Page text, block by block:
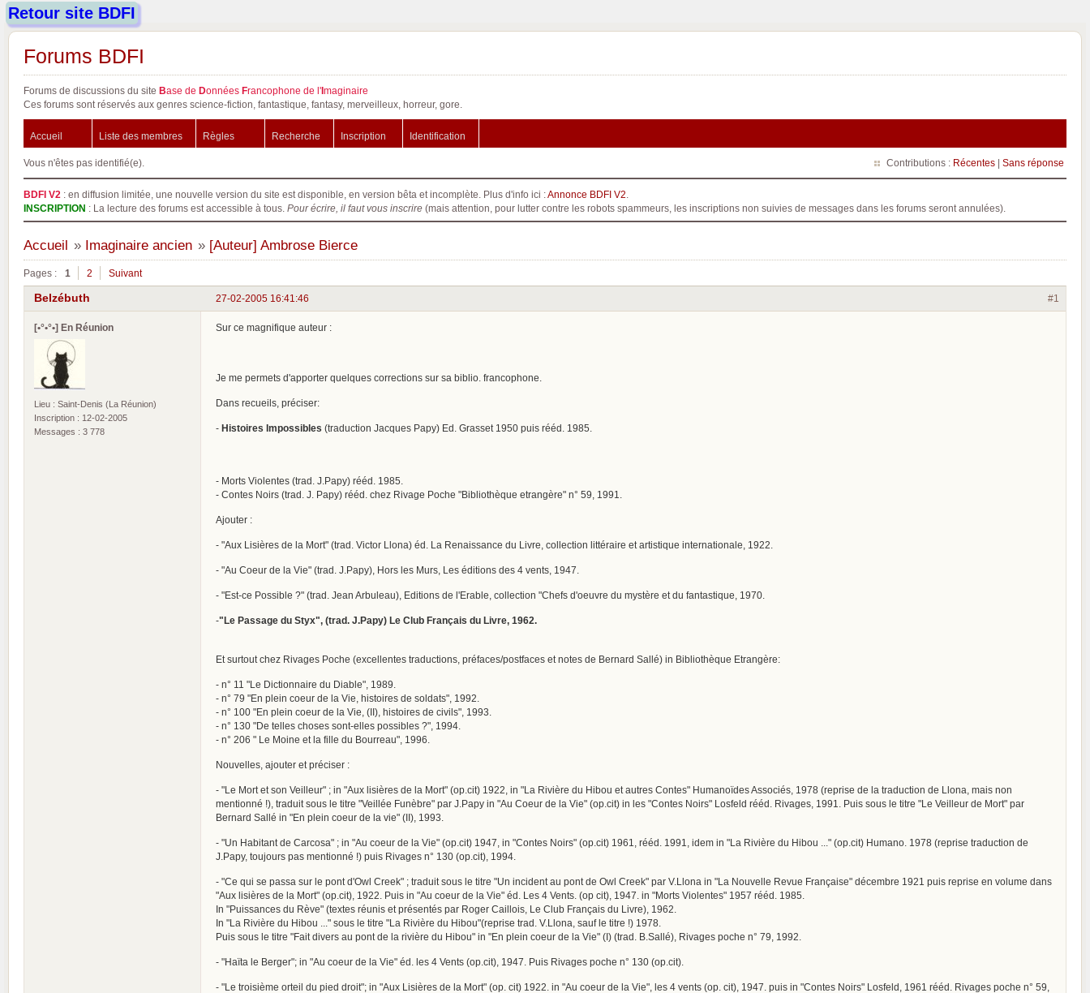
Retour site BDFI
Forums BDFI
Forums de discussions du site Base de Données Francophone de l'Imaginaire
Ces forums sont réservés aux genres science-fiction, fantastique, fantasy, merveilleux, horreur, gore.
Accueil Liste des membres Règles Recherche Inscription Identification
Vous n'êtes pas identifié(e). Contributions : Récentes | Sans réponse
BDFI V2 : en diffusion limitée, une nouvelle version du site est disponible, en version bêta et incomplète. Plus d'info ici :Annonce BDFI V2
INSCRIPTION : La lecture des forums est accessible à tous. Pour écrire, il faut vous inscrire (mais attention, pour lutter contre les robots spammeurs, les inscriptions non suivies de messages dans les forums seront annulées).
Accueil » Imaginaire ancien » [Auteur] Ambrose Bierce
Pages : 1 2 Suivant
#1
27-02-2005 16:41:46
Belzébuth
[•°•°•] En Réunion
Lieu : Saint-Denis (La Réunion)
Inscription : 12-02-2005
Messages : 3 778
Sur ce magnifique auteur :
Je me permets d'apporter quelques corrections sur sa biblio. francophone.
Dans recueils, préciser:
- Histoires Impossibles (traduction Jacques Papy) Ed. Grasset 1950 puis rééd. 1985.
- Morts Violentes (trad. J.Papy) rééd. 1985.
- Contes Noirs (trad. J. Papy) rééd. chez Rivage Poche "Bibliothèque etrangère" n° 59, 1991.
Ajouter :
- "Aux Lisières de la Mort" (trad. Victor Llona) éd. La Renaissance du Livre, collection littéraire et artistique internationale, 1922.
- "Au Coeur de la Vie" (trad. J.Papy), Hors les Murs, Les éditions des 4 vents, 1947.
- "Est-ce Possible ?" (trad. Jean Arbuleau), Editions de l'Erable, collection "Chefs d'oeuvre du mystère et du fantastique, 1970.
-"Le Passage du Styx", (trad. J.Papy) Le Club Français du Livre, 1962.
Et surtout chez Rivages Poche (excellentes traductions, préfaces/postfaces et notes de Bernard Sallé) in Bibliothèque Etrangère:
- n° 11 "Le Dictionnaire du Diable", 1989.
- n° 79 "En plein coeur de la Vie, histoires de soldats", 1992.
- n° 100 "En plein coeur de la Vie, (II), histoires de civils", 1993.
- n° 130 "De telles choses sont-elles possibles ?", 1994.
- n° 206 " Le Moine et la fille du Bourreau", 1996.
Nouvelles, ajouter et préciser :
- "Le Mort et son Veilleur" ; in "Aux lisières de la Mort" (op.cit) 1922, in "La Rivière du Hibou et autres Contes" Humanoïdes Associés, 1978 (reprise de la traduction de Llona, mais non
mentionné !), traduit sous le titre "Veillée Funèbre" par J.Papy in "Au Coeur de la Vie" (op.cit) in les "Contes Noirs" Losfeld rééd. Rivages, 1991. Puis sous le titre "Le Veilleur de Mort" par
Bernard Sallé in "En plein coeur de la vie" (II), 1993.
- "Un Habitant de Carcosa" ; in "Au coeur de la Vie" (op.cit) 1947, in "Contes Noirs" (op.cit) 1961, rééd. 1991, idem in "La Rivière du Hibou ..." (op.cit) Humano. 1978 (reprise traduction de
J.Papy, toujours pas mentionné !) puis Rivages n° 130 (op.cit), 1994.
- "Ce qui se passa sur le pont d'Owl Creek" ; traduit sous le titre "Un incident au pont de Owl Creek" par V.Llona in "La Nouvelle Revue Française" décembre 1921 puis reprise en volume dans
"Aux lisières de la Mort" (op.cit), 1922. Puis in "Au coeur de la Vie" éd. Les 4 Vents. (op cit), 1947. in "Morts Violentes" 1957 rééd. 1985.
In "Puissances du Rève" (textes réunis et présentés par Roger Caillois, Le Club Français du Livre), 1962.
In "La Rivière du Hibou ..." sous le titre "La Rivière du Hibou"(reprise trad. V.Llona, sauf le titre !) 1978.
Puis sous le titre "Fait divers au pont de la rivière du Hibou" in "En plein coeur de la Vie" (I) (trad. B.Sallé), Rivages poche n° 79, 1992.
- "Haïta le Berger"; in "Au coeur de la Vie" éd. les 4 Vents (op.cit), 1947. Puis Rivages poche n° 130 (op.cit).
- "Le troisième orteil du pied droit"; in "Aux Lisières de la Mort" (op. cit) 1922. in "Au coeur de la Vie", les 4 vents (op. cit), 1947. puis in "Contes Noirs" Losfeld, 1961 rééd. Rivages poche n° 59,